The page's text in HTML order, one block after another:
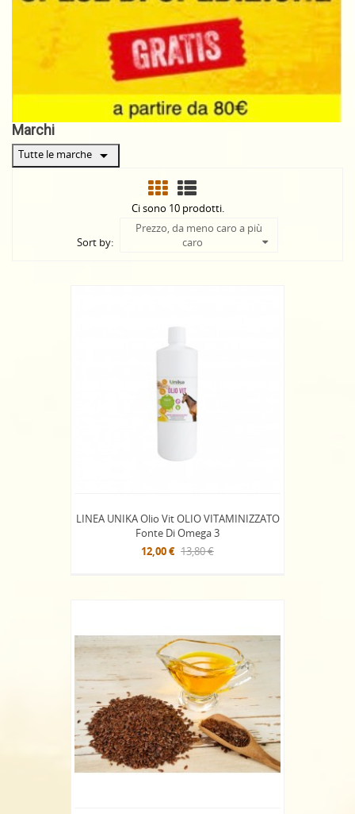
Marchi
Tutte le marche arrow_drop_down
Ci sono 10 prodotti.
Sort by:
Prezzo, da meno caro a più
caro
LINEA UNIKA Olio Vit OLIO VITAMINIZZATO
Fonte Di Omega 3
12,00 € 13,80 €